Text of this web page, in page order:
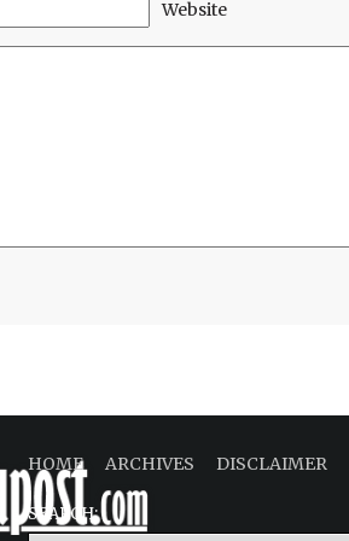
Website
HOME ARCHIVES DISCLAIMER
SEARCH: